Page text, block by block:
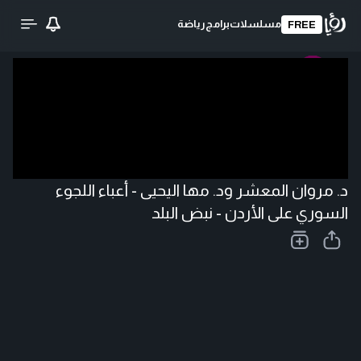
FREE مسلسلاتبرامج رياضة
د. مروان المعشر ود. مها اليحيى - أعباء اللجوء
السوري على الأردن - نبض البلد